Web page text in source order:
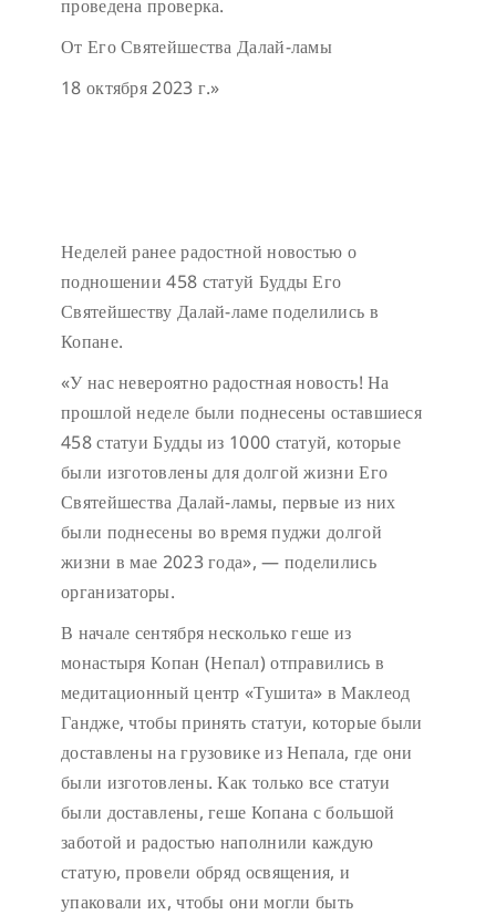
проведена проверка.
От Его Святейшества Далай-ламы
18 октября 2023 г.»
Неделей ранее радостной новостью о
подношении 458 статуй Будды Его
Святейшеству Далай-ламе поделились в
Копане.
«У нас невероятно радостная новость! На
прошлой неделе были поднесены оставшиеся
458 статуи Будды из 1000 статуй, которые
были изготовлены для долгой жизни Его
Святейшества Далай-ламы, первые из них
были поднесены во время пуджи долгой
жизни в мае 2023 года», — поделились
организаторы.
В начале сентября несколько геше из
монастыря Копан (Непал) отправились в
медитационный центр «Тушита» в Маклеод
Гандже, чтобы принять статуи, которые были
доставлены на грузовике из Непала, где они
были изготовлены. Как только все статуи
были доставлены, геше Копана с большой
заботой и радостью наполнили каждую
статую, провели обряд освящения, и
упаковали их, чтобы они могли быть